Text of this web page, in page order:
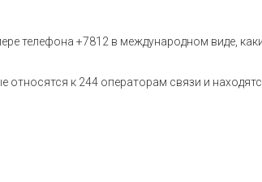
телефона +7812 в международном виде,
к 244 операторам связи и